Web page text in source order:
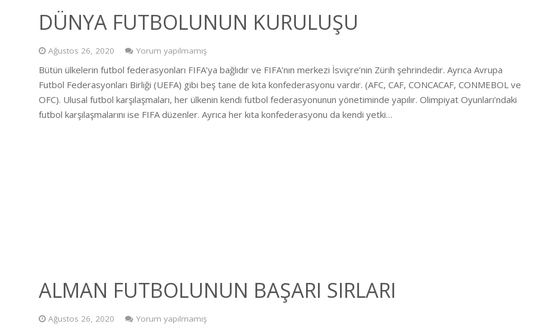
DÜNYA FUTBOLUNUN KURULUŞU
Ağustos 26, 2020 Yorum yapılmamış
Bütün ülkelerin futbol federasyonları FIFA’ya bağlıdır ve FIFA’nın merkezi İsviçre’nin Zürih şehrindedir. Ayrıca Avrupa
Futbol Federasyonları Birliği (UEFA) gibi beş tane de kıta konfederasyonu vardır. (AFC, CAF, CONCACAF, CONMEBOL ve
OFC). Ulusal futbol karşılaşmaları, her ülkenin kendi futbol federasyonunun yönetiminde yapılır. Olimpiyat Oyunları’ndaki
futbol karşılaşmalarını ise FIFA düzenler. Ayrıca her kıta konfederasyonu da kendi yetki…
ALMAN FUTBOLUNUN BAŞARI SIRLARI
Ağustos 26, 2020 Yorum yapılmamış